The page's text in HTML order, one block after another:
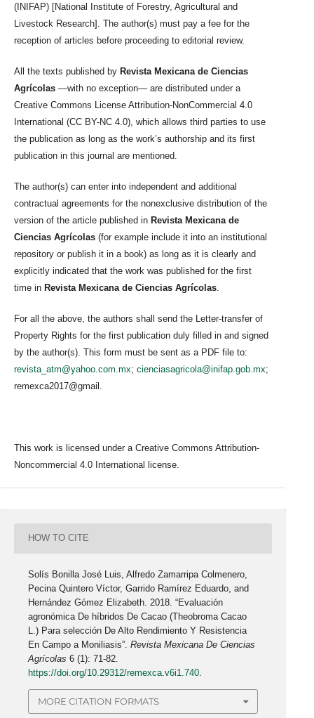
(INIFAP) [National Institute of Forestry, Agricultural and
Livestock Research]. The author(s) must pay a fee for the
reception of articles before proceeding to editorial review.
All the texts published by Revista Mexicana de Ciencias
Agrícolas —with no exception— are distributed under a
Creative Commons License Attribution-NonCommercial 4.0
International (CC BY-NC 4.0), which allows third parties to use
the publication as long as the work’s authorship and its first
publication in this journal are mentioned.
The author(s) can enter into independent and additional
contractual agreements for the nonexclusive distribution of the
version of the article published in Revista Mexicana de
Ciencias Agrícolas (for example include it into an institutional
repository or publish it in a book) as long as it is clearly and
explicitly indicated that the work was published for the first
time in Revista Mexicana de Ciencias Agrícolas
For all the above, the authors shall send the Letter-transfer of
Property Rights for the first publication duly filled in and signed
by the author(s). This form must be sent as a PDF file to:
revista_atm@yahoo.com.mx; cienciasagricola@inifap.gob.mx;
remexca2017@gmail.
This work is licensed under a Creative Commons Attribution-
Noncommercial 4.0 International license.
HOW TO CITE
Solís Bonilla José Luis, Alfredo Zamarripa Colmenero,
Pecina Quintero Víctor, Garrido Ramírez Eduardo, and
Hernández Gómez Elizabeth. 2018. “Evaluación
agronómica De híbridos De Cacao (Theobroma Cacao
L.) Para selección De Alto Rendimiento Y Resistencia
En Campo a Moniliasis”.Revista Mexicana De Ciencias
Agrícolas 6 (1): 71-82.
https://doi.org/10.29312/remexca.v6i1.740
MORE CITATION FORMATS